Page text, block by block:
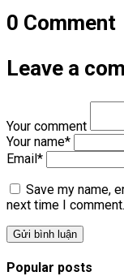
0 Comment
Leave a
Your comment
Your name*
Email*
Save my name,
next time I comment.
Popular posts